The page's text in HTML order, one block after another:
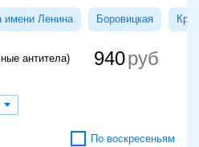
имени Ленина Боровицкая
антитела) 940
По воскресеньям